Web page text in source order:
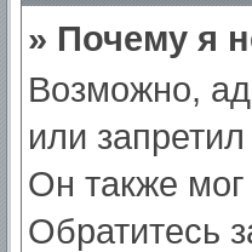
» Почему я
Возможно,
или
Он также мог
Обратитесь